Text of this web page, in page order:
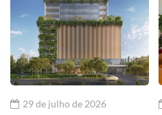
29 de julho de 2026